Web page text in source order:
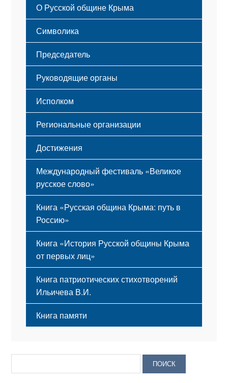
О Русской общине Крыма
Этапы становления
Принципы деятельности
Структура
Мероприятия
Символика
Флаг
Герб
Гимн
Председатель
Руководящие органы
Исполком
Региональные организации
Достижения
Международный фестиваль «Великое
русское слово»
Книга «Русская община Крыма: путь в
Россию»
Книга «История Русской общины Крыма
от первых лиц»
Книга патриотических стихотворений
Ильичева В.И.
Книга памяти